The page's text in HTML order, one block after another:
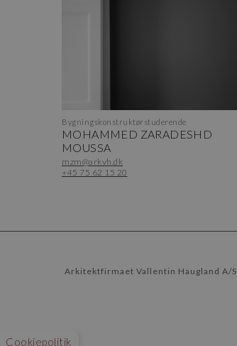
Bygningskonstruktørstuderende
MOHAMMED ZARADESHD
MOUSSA
mzm@arkvh.dk
+45 75 62 15 20
Arkitektfirmaet Vallentin Haugland A/S
Cookiepolitik